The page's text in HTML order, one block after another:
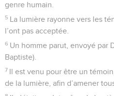
genre humain.
5 La lumière rayonne vers les
l’ont pas acceptée.
6 Un homme parut, envoyé par
Baptiste).
7 Il est venu pour être un
de la lumière, afin d’amener